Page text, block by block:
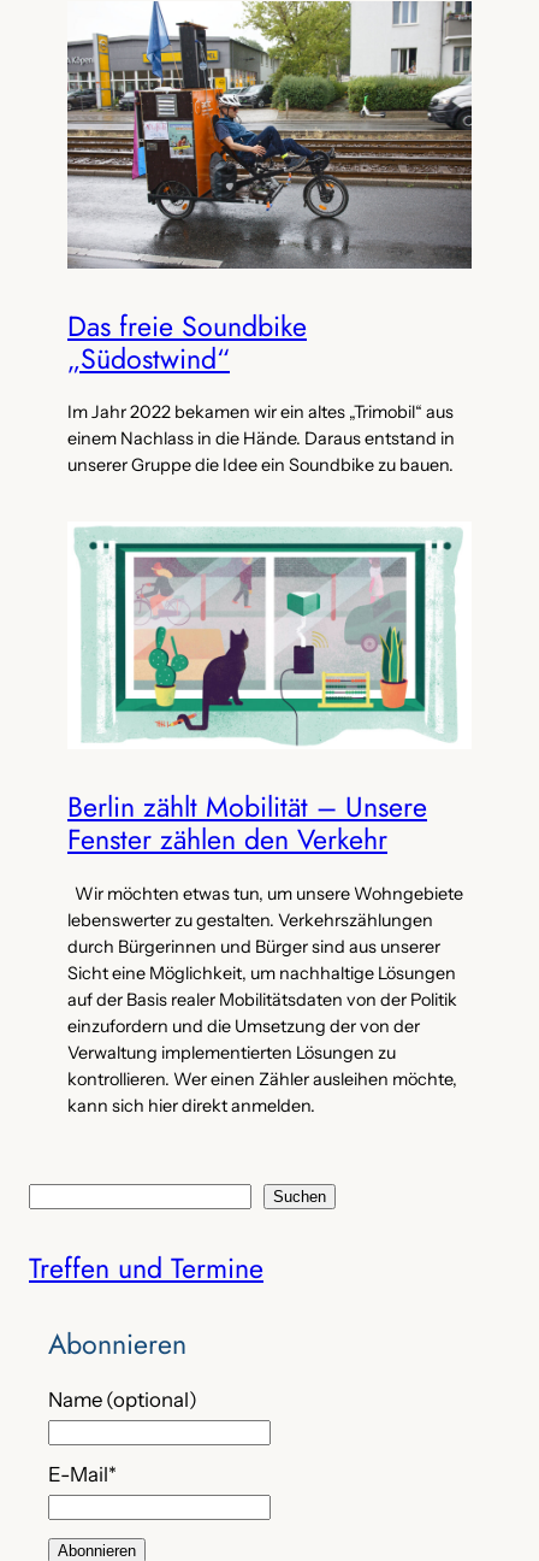
Das freie Soundbike
„Südostwind“
Im Jahr 2022 bekamen wir ein altes „Trimobil“ aus
einem Nachlass in die Hände. Daraus entstand in
unserer Gruppe die Idee ein Soundbike zu bauen.
Berlin zählt Mobilität – Unsere
Fenster zählen den Verkehr
Wir möchten etwas tun, um unsere Wohngebiete
lebenswerter zu gestalten. Verkehrszählungen
durch Bürgerinnen und Bürger sind aus unserer
Sicht eine Möglichkeit, um nachhaltige Lösungen
auf der Basis realer Mobilitätsdaten von der Politik
einzufordern und die Umsetzung der von der
Verwaltung implementierten Lösungen zu
kontrollieren. Wer einen Zähler ausleihen möchte,
kann sich hier direkt anmelden.
c
Suchen
Treffen und Termine
Abonnieren
Name (optional)
E-Mail*